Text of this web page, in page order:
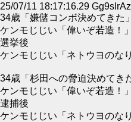
25/07/11 18:17:16.29
34歳「嫌儲コンボ決めてきた」
ケンモじじい「偉いぞ若造！」
選挙後
ケンモじじい「ネトウヨのな
34歳「杉田への脅迫決めてき
ケンモじじい「偉いぞ若造！」
逮捕後
ケンモじじい「ネトウヨのな